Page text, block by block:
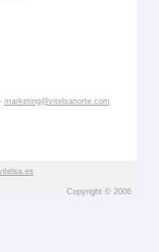
marketing@vitelsanorte.com
Copyright © 2006